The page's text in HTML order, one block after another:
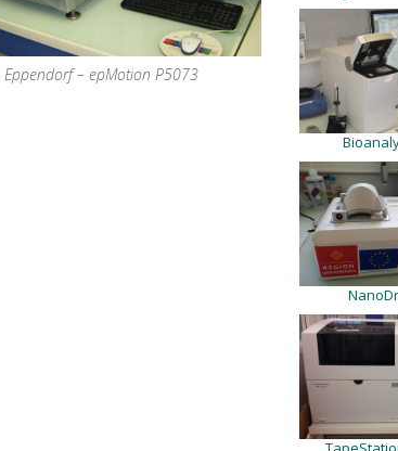
Eppendorf – epMotion P5073